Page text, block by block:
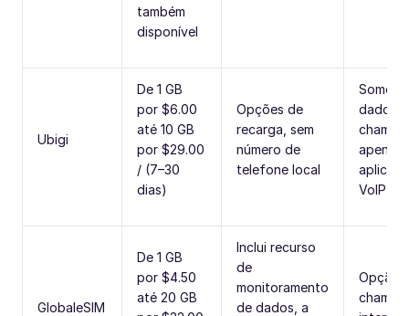
também
disponível
Ubigi
De 1 GB
por $6.00
até 10 GB
por $29.00
/ (7–30
dias)
Opções de
recarga, sem
número de
telefone local
dados
apenas
VoIP)
GlobaleSIM
De 1 GB
por $4.50
até 20 GB
Inclui recurso
de
monitoramento
de dados, a
Opção